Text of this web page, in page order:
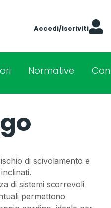
Accedi/Iscriviti
Normative
di scivolamento e
di sistemi scorrevoli
permettono